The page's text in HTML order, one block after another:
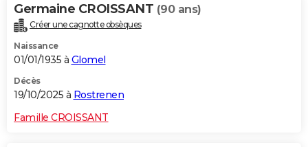
Germaine CROISSANT (90 ans)
Créer une cagnotte obsèques
Naissance
01/01/1935 à Glomel
Décès
19/10/2025 à Rostrenen
Famille CROISSANT